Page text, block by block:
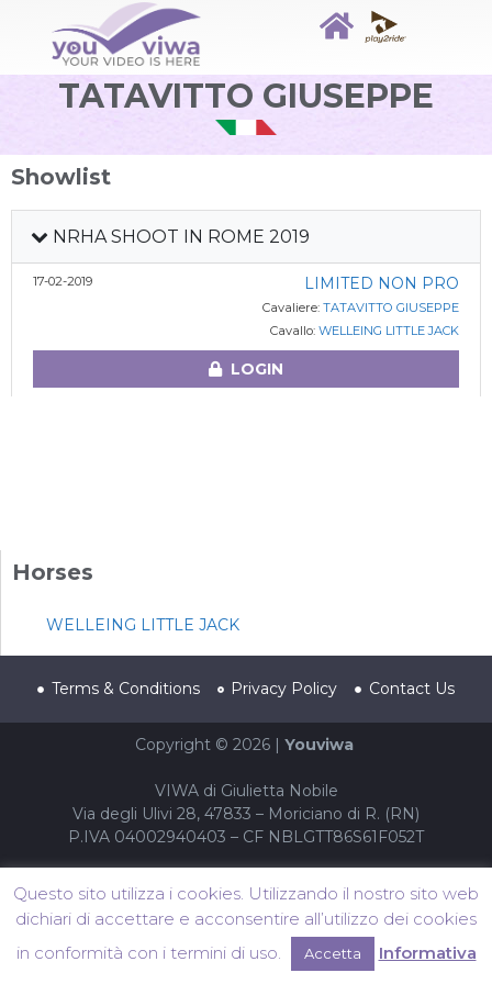
TATAVITTO GIUSEPPE
Showlist
NRHA SHOOT IN ROME 2019
17-02-2019 LIMITED NON PRO
Cavaliere: TATAVITTO GIUSEPPE
Cavallo: WELLEING LITTLE JACK
LOGIN
Horses
WELLEING LITTLE JACK
Terms & Conditions Privacy Policy Contact Us
Copyright © 2026 | Youviwa
VIWA di Giulietta Nobile
Via degli Ulivi 28, 47833 – Moriciano di R. (RN)
P.IVA 04002940403 – CF NBLGTT86S61F052T
Questo sito utilizza i cookies. Utilizzando il nostro sito web
dichiari di accettare e acconsentire all’utilizzo dei cookies
in conformità con i termini di uso.
Accetta Informativa